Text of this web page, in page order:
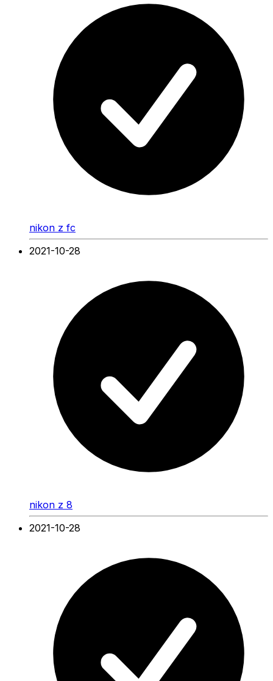
nikon z fc
2021-10-28
nikon z 8
2021-10-28